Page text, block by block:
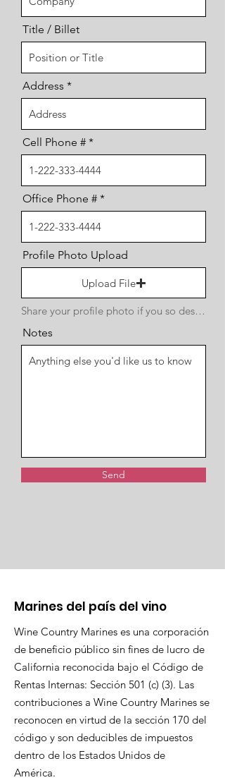
Title / Billet
Address
Cell Phone #
Office Phone #
Profile Photo Upload
Upload File
Share your profile photo if you so desire
Notes
Send
Marines del país del vino
Wine Country Marines es una corporación
de beneficio público sin fines de lucro de
California reconocida bajo el Código de
Rentas Internas: Sección 501 (c) (3). Las
contribuciones a Wine Country Marines se
reconocen en virtud de la sección 170 del
código y son deducibles de impuestos
dentro de los Estados Unidos de
América.